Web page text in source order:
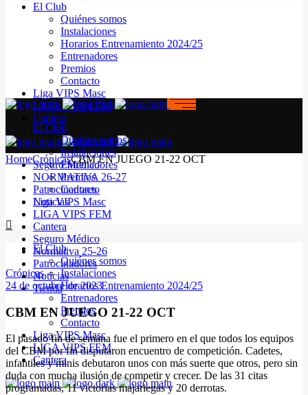
El Club
Quiénes somos
Instalaciones
Horarios Entrenamiento 2024/25
Entrenadores
Premios
Contacto
Liga VIPS Masc
LIGA VIPS FEM
Cantera
Seguro Médico
NORMATIVA 26-27
Patrocinadores
Noticias
El Club
Quiénes somos
Instalaciones
Horarios Entrenamiento 2024/25
Entrenadores
Premios
Contacto
Liga VIPS Masc
LIGA VIPS FEM
Cantera
El Club
Quiénes somos
Instalaciones
Entrenadores
Premios
Contacto
Liga VIPS Masc
LIGA VIPS FEM
Cantera
Seguro Médico
Normativa 25-26
Patrocinadores
Noticias
Tienda
HomeCrónicasCBM EN JUEGO 21-22 OCT
Crónicas
24 de octubre de 2023
CBM EN JUEGO 21-22 OCT
El pasado fin de semana fue el primero en el que todos los equipos
del CBM por fin disputaron encuentro de competición. Cadetes,
infantiles y minis debutaron unos con más suerte que otros, pero sin
duda con mucha ilusión de competir y crecer. De las 31 citas
programadas, 11 victorias majariegas y 20 derrotas.